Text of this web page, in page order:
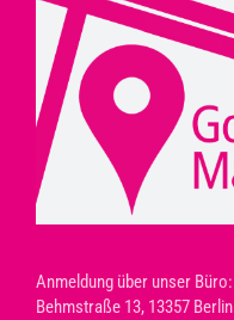
Anmeldung über unser Büro:
Behmstraße 13, 13357 Berlin